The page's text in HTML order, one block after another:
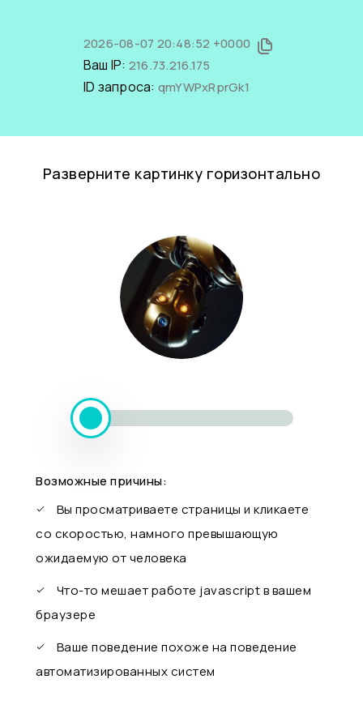
2026-08-07 20:48:52 +0000
Ваш IP: 216.73.216.175
ID запроса: qmYWPxRprGk1
Разверните картинку горизонтально
Возможные причины:
Вы просматриваете страницы и кликаете
со скоростью, намного превышающую
ожидаемую от человека
Что-то мешает работе javascript в вашем
браузере
Ваше поведение похоже на поведение
автоматизированных систем